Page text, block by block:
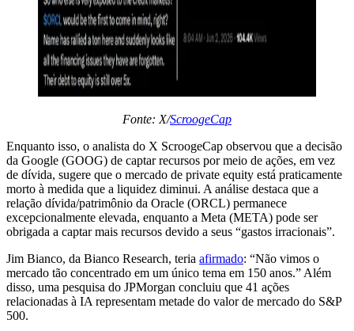
Fonte: X/ScroogeCap
Enquanto isso, o analista do X ScroogeCap observou que a decisão
da Google (GOOG) de captar recursos por meio de ações, em vez
de dívida, sugere que o mercado de private equity está praticamente
morto à medida que a liquidez diminui. A análise destaca que a
relação dívida/patrimônio da Oracle (ORCL) permanece
excepcionalmente elevada, enquanto a Meta (META) pode ser
obrigada a captar mais recursos devido a seus “gastos irracionais”.
Jim Bianco, da Bianco Research, teria afirmado: “Não vimos o
mercado tão concentrado em um único tema em 150 anos.” Além
disso, uma pesquisa do JPMorgan concluiu que 41 ações
relacionadas à IA representam metade do valor de mercado do S&P
500.